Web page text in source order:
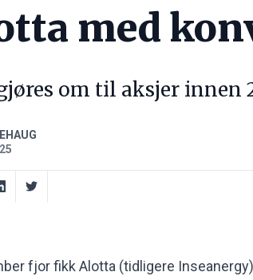
med
om til aksjer innen
fjor fikk Alotta (tidligere